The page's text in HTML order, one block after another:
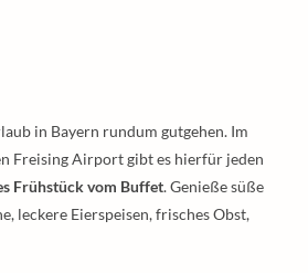
in Bayern rundum gutgehen. Im
Freising Airport gibt es hierfür jeden
Frühstück vom Buffet. Genieße süße
leckere Eierspeisen, frisches Obst,